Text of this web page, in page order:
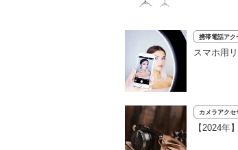
携帯電話アク
スマホ用
カメラアクセ
【2024年